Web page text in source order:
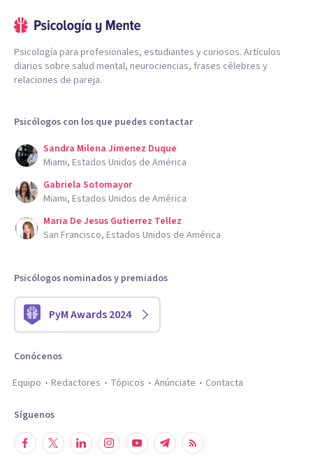
Psicología para profesionales, estudiantes y curiosos. Artículos
diarios sobre salud mental, neurociencias, frases célebres y
relaciones de pareja.
Psicólogos con los que puedes contactar
Sandra Milena Jimenez Duque
Miami, Estados Unidos de América
Gabriela Sotomayor
Miami, Estados Unidos de América
Maria De Jesus Gutierrez Tellez
San Francisco, Estados Unidos de América
Psicólogos nominados y premiados
PyM Awards 2024
Conócenos
Equipo
Redactores Tópicos Anúnciate Contacta
Síguenos